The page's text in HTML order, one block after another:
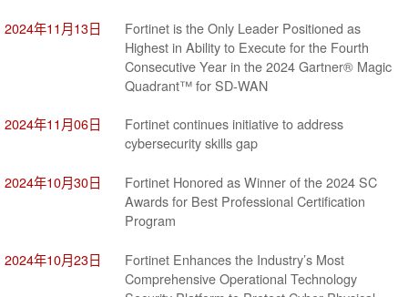
2024年11月13日
Fortinet is the Only Leader Positioned as
Highest in Ability to Execute for the Fourth
Consecutive Year in the 2024 Gartner® Magic
Quadrant™ for SD-WAN
2024年11月06日
Fortinet continues initiative to address
cybersecurity skills gap
2024年10月30日
Fortinet Honored as Winner of the 2024 SC
Awards for Best Professional Certification
Program
2024年10月23日
Fortinet Enhances the Industry’s Most
Comprehensive Operational Technology